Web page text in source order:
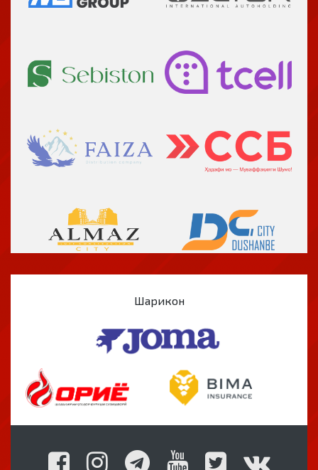
Шарикон